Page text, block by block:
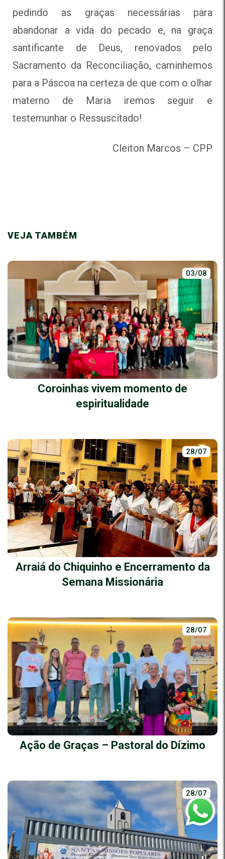
pedindo as graças necessárias para
abandonar a vida do pecado e, na graça
santificante de Deus, renovados pelo
Sacramento da Reconciliação, caminhemos
para a Páscoa na certeza de que com o olhar
materno de Maria iremos seguir e
testemunhar o Ressuscitado!
Cleiton Marcos – CPP
VEJA TAMBÉM
03/08
Coroinhas vivem momento de
espiritualidade
28/07
Arraiá do Chiquinho e Encerramento da
Semana Missionária
28/07
Ação de Graças – Pastoral do Dízimo
28/07